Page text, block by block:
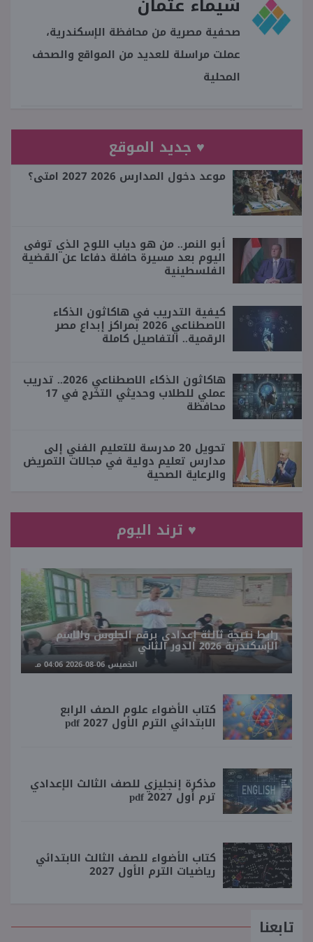
صحفية مصرية من محافظة الإسكندرية،
عملت مراسلة للعديد من المواقع والصحف
المحلية
♥ جديد الموقع
موعد دخول المدارس 2026 2027 امتى؟
أبو النمر.. من هو دياب اللوح الذي توفى
اليوم بعد مسيرة حافلة دفاعا عن القضية
الفلسطينية
كيفية التدريب في هاكاثون الذكاء
الاصطناعي 2026 بمراكز إبداع مصر
الرقمية.. التفاصيل كاملة
هاكاثون الذكاء الاصطناعي 2026.. تدريب
عملي للطلاب وحديثي التخرج في 17
محافظة
تحويل 20 مدرسة للتعليم الفني إلى
مدارس تعليم دولية في مجالات التمريض
والرعاية الصحية
♥ ترند اليوم
رابط نتيجة ثالثة إعدادي برقم الجلوس والاسم
الإسكندرية 2026 الدور الثاني
الخميس 06-08-2026 04:06 مـ
كتاب الأضواء علوم الصف الرابع
الابتدائي الترم الأول 2027 pdf
مذكرة إنجليزي للصف الثالث الإعدادي
ترم أول 2027 pdf
كتاب الأضواء للصف الثالث الابتدائي
رياضيات الترم الأول 2027
تابعنا